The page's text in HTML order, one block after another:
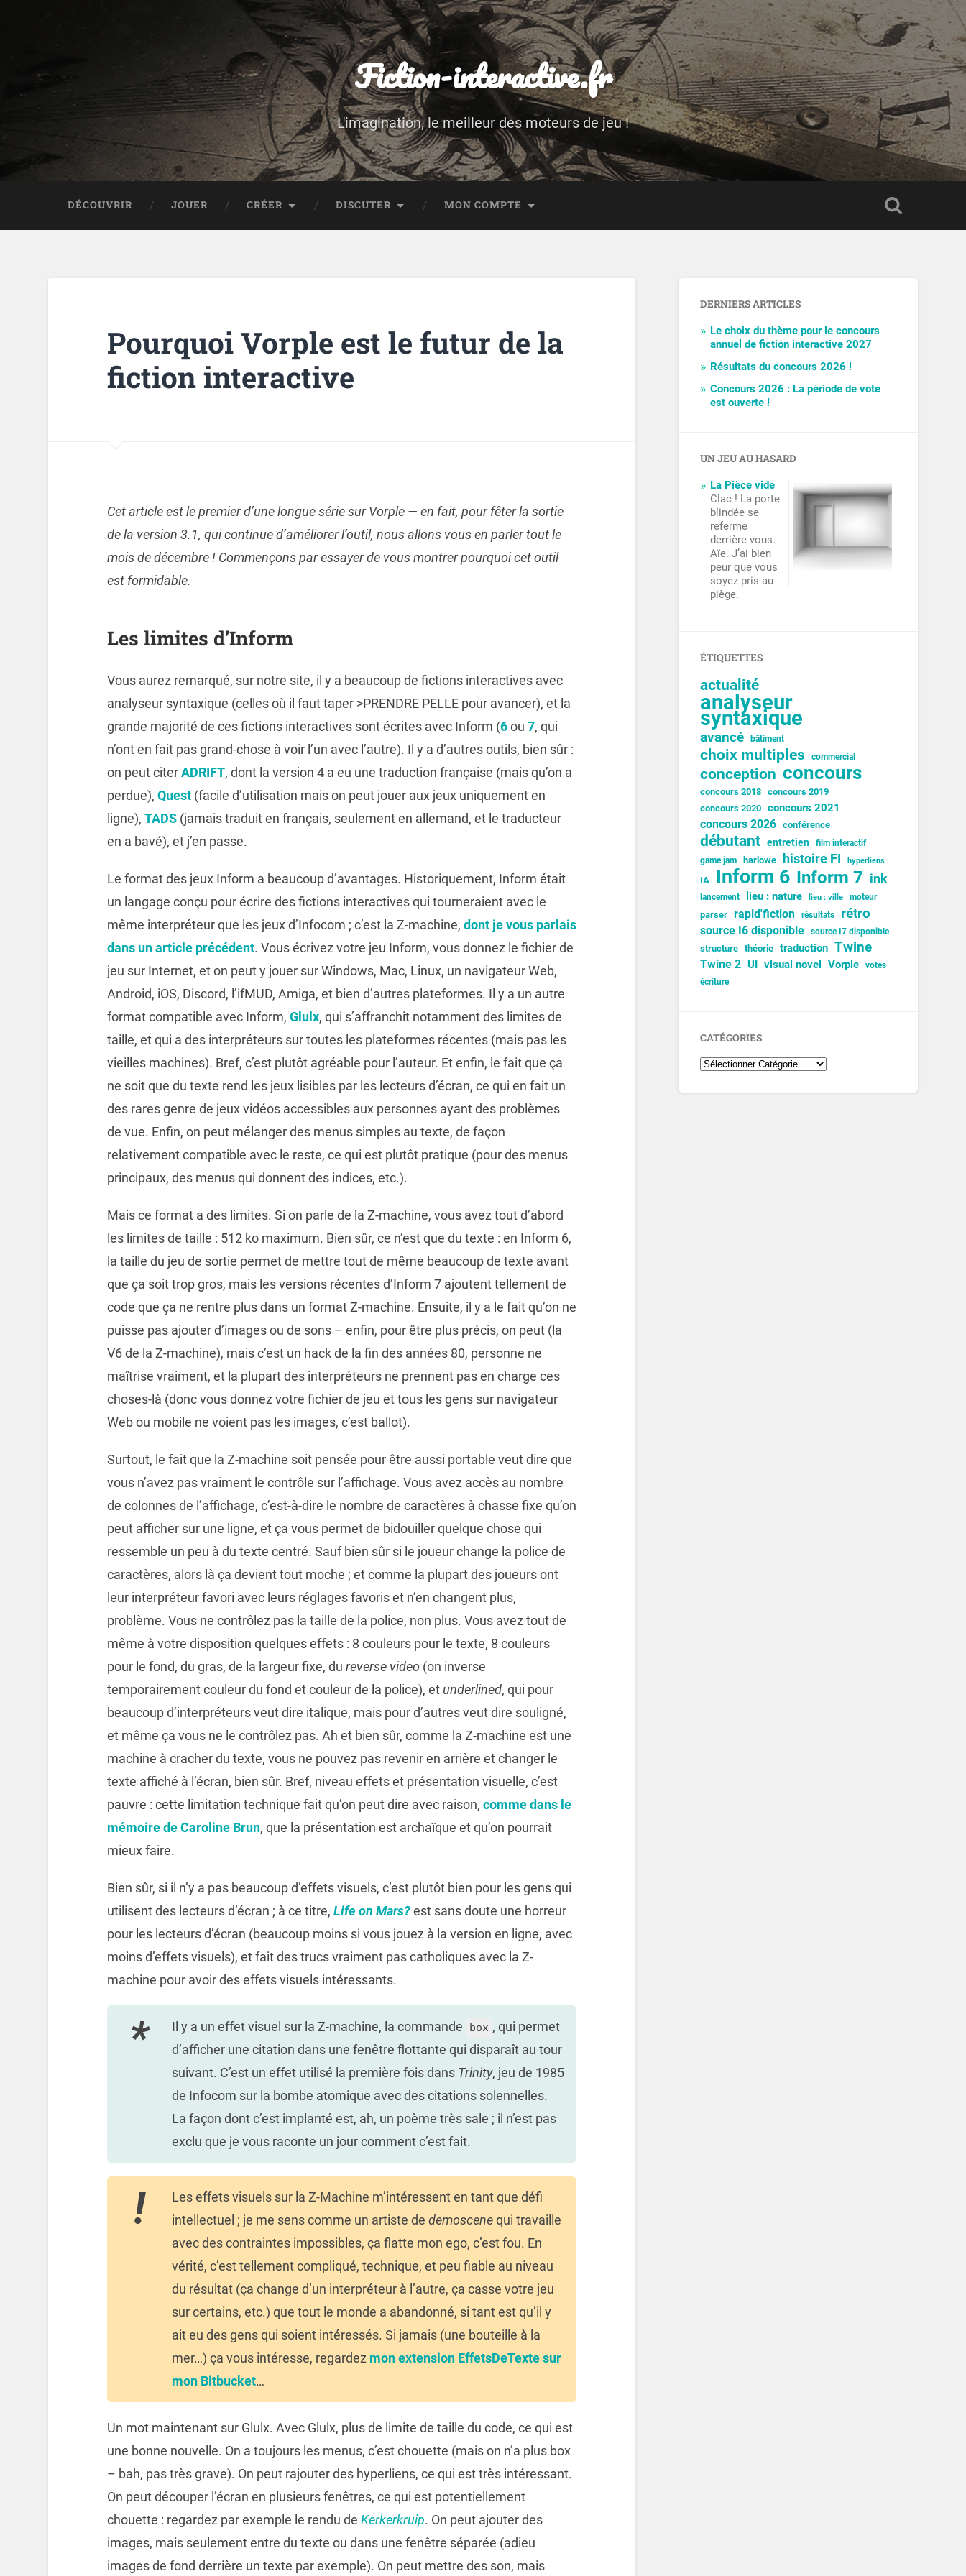
Fiction-interactive.fr
L'imagination, le meilleur des moteurs de jeu !
DÉCOUVRIR JOUER CRÉER DISCUTER MON COMPTE
Pourquoi Vorple est le futur de la
fiction interactive
Cet article est le premier d’une longue série sur Vorple — en fait, pour fêter la sortie
de la version 3.1, qui continue d’améliorer l’outil, nous allons vous en parler tout le
mois de décembre ! Commençons par essayer de vous montrer pourquoi cet outil
est formidable.
Les limites d’Inform
Vous aurez remarqué, sur notre site, il y a beaucoup de fictions interactives avec
analyseur syntaxique (celles où il faut taper >PRENDRE PELLE pour avancer), et la
grande majorité de ces fictions interactives sont écrites avec Inform (6ou 7, qui
n’ont en fait pas grand-chose à voir l’un avec l’autre). Il y a d’autres outils, bien sûr :
on peut citerADRIFT, dont la version 4 a eu une traduction française (mais qu’on a
perdue), Quest(facile d’utilisation mais on peut jouer aux jeux uniquement en
ligne), TADS(jamais traduit en français, seulement en allemand, et le traducteur
en a bavé), et j’en passe.
Le format des jeux Inform a beaucoup d’avantages. Historiquement, Inform était
un langage conçu pour écrire des fictions interactives qui tourneraient avec le
même interpréteur que les jeux d’Infocom ; c’est la Z-machine, dont je vous parlais
dans un article précédent. Vous écrivez votre jeu Inform, vous donnez le fichier de
jeu sur Internet, et on peut y jouer sur Windows, Mac, Linux, un navigateur Web,
Android, iOS, Discord, l’ifMUD, Amiga, et bien d’autres plateformes. Il y a un autre
format compatible avec Inform, Glulx, qui s’affranchit notamment des limites de
taille, et qui a des interpréteurs sur toutes les plateformes récentes (mais pas les
vieilles machines). Bref, c’est plutôt agréable pour l’auteur. Et enfin, le fait que ça
ne soit que du texte rend les jeux lisibles par les lecteurs d’écran, ce qui en fait un
des rares genre de jeux vidéos accessibles aux personnes ayant des problèmes
de vue. Enfin, on peut mélanger des menus simples au texte, de façon
relativement compatible avec le reste, ce qui est plutôt pratique (pour des menus
principaux, des menus qui donnent des indices, etc.).
Mais ce format a des limites. Si on parle de la Z-machine, vous avez tout d’abord
les limites de taille : 512 ko maximum. Bien sûr, ce n’est que du texte : en Inform 6,
la taille du jeu de sortie permet de mettre tout de même beaucoup de texte avant
que ça soit trop gros, mais les versions récentes d’Inform 7 ajoutent tellement de
code que ça ne rentre plus dans un format Z-machine. Ensuite, il y a le fait qu’on ne
puisse pas ajouter d’images ou de sons – enfin, pour être plus précis, on peut (la
V6 de la Z-machine), mais c’est un hack de la fin des années 80, personne ne
maîtrise vraiment, et la plupart des interpréteurs ne prennent pas en charge ces
choses-là (donc vous donnez votre fichier de jeu et tous les gens sur navigateur
Web ou mobile ne voient pas les images, c’est ballot).
Surtout, le fait que la Z-machine soit pensée pour être aussi portable veut dire que
vous n’avez pas vraiment le contrôle sur l’affichage. Vous avez accès au nombre
de colonnes de l’affichage, c’est-à-dire le nombre de caractères à chasse fixe qu’on
peut afficher sur une ligne, et ça vous permet de bidouiller quelque chose qui
ressemble un peu à du texte centré. Sauf bien sûr si le joueur change la police de
caractères, alors là ça devient tout moche ; et comme la plupart des joueurs ont
leur interpréteur favori avec leurs réglages favoris et n’en changent plus,
problème. Vous ne contrôlez pas la taille de la police, non plus. Vous avez tout de
même à votre disposition quelques effets : 8 couleurs pour le texte, 8 couleurs
pour le fond, du gras, de la largeur fixe, du reverse video(on inverse
temporairement couleur du fond et couleur de la police), et underlined, qui pour
beaucoup d’interpréteurs veut dire italique, mais pour d’autres veut dire souligné,
et même ça vous ne le contrôlez pas. Ah et bien sûr, comme la Z-machine est une
machine à cracher du texte, vous ne pouvez pas revenir en arrière et changer le
texte affiché à l’écran, bien sûr. Bref, niveau effets et présentation visuelle, c’est
pauvre : cette limitation technique fait qu’on peut dire avec raison, comme dans le
mémoire de Caroline Brun, que la présentation est archaïque et qu’on pourrait
mieux faire.
Bien sûr, si il n’y a pas beaucoup d’effets visuels, c’est plutôt bien pour les gens qui
utilisent des lecteurs d’écran ; à ce titre, Life on Mars?est sans doute une horreur
pour les lecteurs d’écran (beaucoup moins si vous jouez à la version en ligne, avec
moins d’effets visuels), et fait des trucs vraiment pas catholiques avec la Z-
machine pour avoir des effets visuels intéressants.
Il y a un effet visuel sur la Z-machine, la commande box , qui permet
d’afficher une citation dans une fenêtre flottante qui disparaît au tour
suivant. C’est un effet utilisé la première fois dans Trinity, jeu de 1985
de Infocom sur la bombe atomique avec des citations solennelles.
La façon dont c’est implanté est, ah, un poème très sale ; il n’est pas
exclu que je vous raconte un jour comment c’est fait.
Les effets visuels sur la Z-Machine m’intéressent en tant que défi
intellectuel ; je me sens comme un artiste de demoscenequi travaille
avec des contraintes impossibles, ça flatte mon ego, c’est fou. En
vérité, c’est tellement compliqué, technique, et peu fiable au niveau
du résultat (ça change d’un interpréteur à l’autre, ça casse votre jeu
sur certains, etc.) que tout le monde a abandonné, si tant est qu’il y
ait eu des gens qui soient intéressés. Si jamais (une bouteille à la
mer…) ça vous intéresse, regardez mon extension EffetsDeTexte sur
mon Bitbucket…
Un mot maintenant sur Glulx. Avec Glulx, plus de limite de taille du code, ce qui est
une bonne nouvelle. On a toujours les menus, c’est chouette (mais on n’a plus box
– bah, pas très grave). On peut rajouter des hyperliens, ce qui est très intéressant.
On peut découper l’écran en plusieurs fenêtres, ce qui est potentiellement
chouette : regardez par exemple le rendu de Kerkerkruip. On peut ajouter des
images, mais seulement entre du texte ou dans une fenêtre séparée (adieu
images de fond derrière un texte par exemple). On peut mettre des son, mais
DERNIERS ARTICLES
Le choix du thème pour le concours
annuel de fiction interactive 2027
Résultats du concours 2026 !
Concours 2026 : La période de vote
est ouverte !
UN JEU AU HASARD
La Pièce vide
Clac ! La porte
blindée se
referme
derrière vous.
Aïe. J’ai bien
peur que vous
soyez pris au
piège.
ÉTIQUETTES
actualité
analyseur
syntaxique
avancé bâtiment
choix multiples commercial
conception concours
concours 2018
concours 2019
concours 2020
concours 2021
concours 2026 conférence
débutant entretien
film interactif
game jam
harlowe histoire FI hyperliens
IA Inform 6 Inform 7 ink
lancement lieu : nature lieu : ville moteur
parser rapid'fiction résultats rétro
source I6 disponible source I7 disponible
structure théorie traduction Twine
Twine 2 UI visual novel Vorple
votes
écriture
CATÉGORIES